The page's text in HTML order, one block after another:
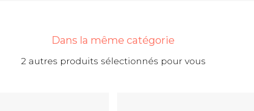
Dans la même catégorie
2 autres produits sélectionnés pour vous